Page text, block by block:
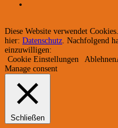
Diese Website verwendet
hier: Datenschutz . Nachfolgend
einzuwilligen:
Cookie Einstellungen
Ablehnen
Manage consent
Schließen